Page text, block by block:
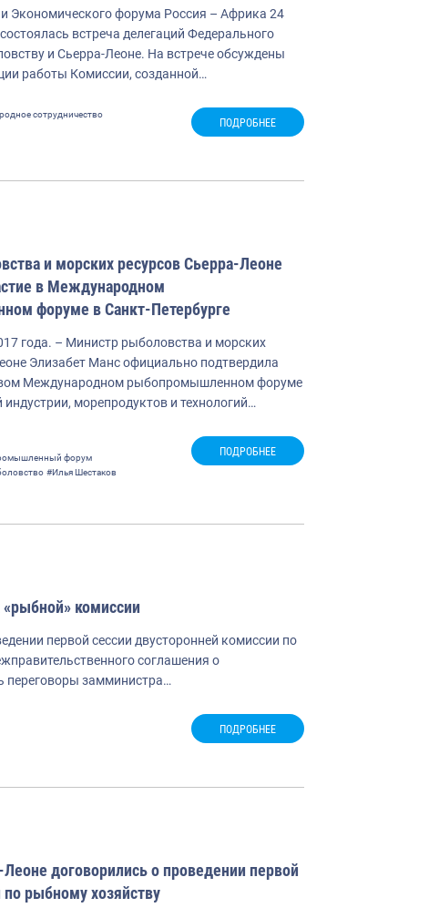
Экономического форума Россия – Африка 24
встреча делегаций Федерального
и Сьерра-Леоне. На встрече обсуждены
работы Комиссии, созданной…
сотрудничество
ПОДРОБНЕЕ
и морских ресурсов Сьерра-Леоне
в Международном
форуме в Санкт-Петербурге
года. – Министр рыболовства и морских
Элизабет Манс официально подтвердила
Международном рыбопромышленном форуме
морепродуктов и технологий…
форум
#Илья Шестаков
ПОДРОБНЕЕ
«рыбной» комиссии
первой сессии двусторонней комиссии по
соглашения о
переговоры замминистра…
ПОДРОБНЕЕ
договорились о проведении первой
по рыбному хозяйству